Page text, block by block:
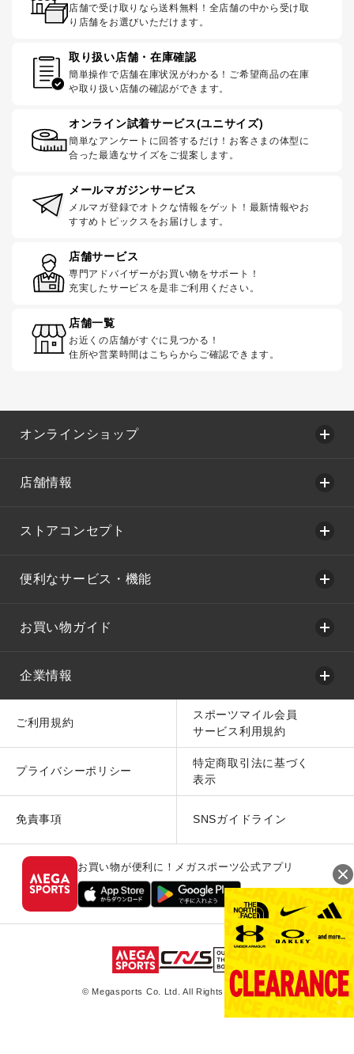
店舗で受け取りなら送料無料！全店舗の中から受け取
り店舗をお選びいただけます。
取り扱い店舗・在庫確認
簡単操作で店舗在庫状況がわかる！ご希望商品の在庫
や取り扱い店舗の確認ができます。
オンライン試着サービス(ユニサイズ)
簡単なアンケートに回答するだけ！お客さまの体型に
合った最適なサイズをご提案します。
メールマガジンサービス
メルマガ登録でオトクな情報をゲット！最新情報やお
すすめトピックスをお届けします。
店舗サービス
専門アドバイザーがお買い物をサポート！
充実したサービスを是非ご利用ください。
店舗一覧
お近くの店舗がすぐに見つかる！
住所や営業時間はこちらからご確認できます。
オンラインショップ
店舗情報
ストアコンセプト
便利なサービス・機能
お買い物ガイド
企業情報
ご利用規約
スポーツマイル会員
サービス利用規約
プライバシーポリシー
特定商取引法に基づく
表示
免責事項 SNSガイドライン
お買い物が便利に！メガスポーツ公式アプリ
© Megasports Co. Ltd. All Rights Reserved.